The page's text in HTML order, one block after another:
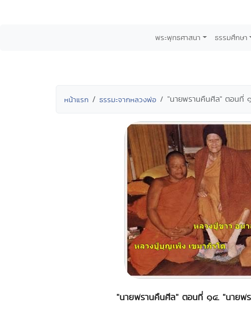
พระพุทธศาสนา ธรรมศึกษา
หน้าแรก ธรรมะจากหลวงพ่อ "นายพรานคืนศีล" ตอนที่
"นายพรานคืนศีล" ตอนที่ ๑๔. "นายพ